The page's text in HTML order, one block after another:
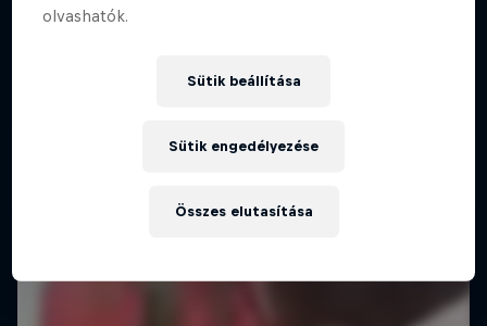
FREESKI
olvashatók.
Sütik beállítása
Összes elutasítása
Sütik engedélyezése